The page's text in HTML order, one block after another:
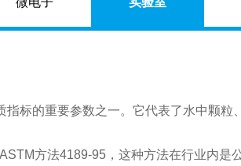
标的重要参数之一。它代表了水中颗粒
方法4189-95，这种方法在行业内是